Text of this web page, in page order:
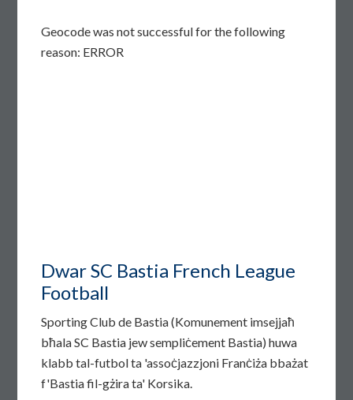
Geocode was not successful for the following
reason: ERROR
Dwar SC Bastia French League
Football
Sporting Club de Bastia (Komunement imsejjaħ
bħala SC Bastia jew sempliċement Bastia) huwa
klabb tal-futbol ta 'assoċjazzjoni Franċiża bbażat
f'Bastia fil-gżira ta' Korsika.